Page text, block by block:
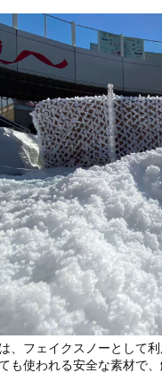
、フェイクスノーとして
も使われる安全な素材で